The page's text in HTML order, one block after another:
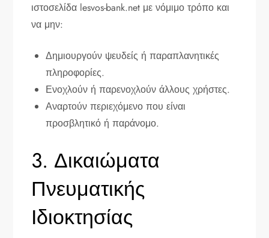
ιστοσελίδα lesvos-bank.net με νόμιμο τρόπο και
να μην:
Δημιουργούν ψευδείς ή παραπλανητικές
πληροφορίες.
Ενοχλούν ή παρενοχλούν άλλους χρήστες.
Αναρτούν περιεχόμενο που είναι
προσβλητικό ή παράνομο.
3. Δικαιώματα
Πνευματικής
Ιδιοκτησίας